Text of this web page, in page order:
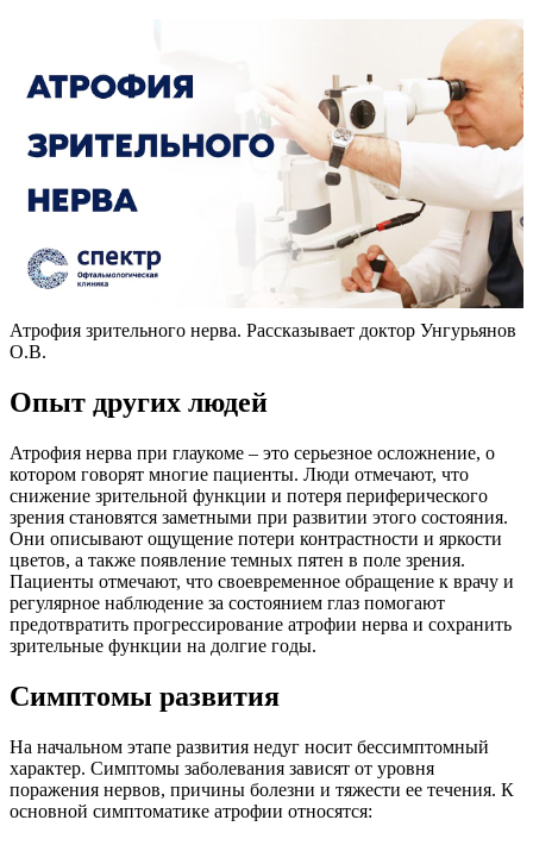
Атрофия зрительного нерва. Рассказывает доктор Унгурьянов
О.В.
Опыт других людей
Атрофия нерва при глаукоме – это серьезное осложнение, о
котором говорят многие пациенты. Люди отмечают, что
снижение зрительной функции и потеря периферического
зрения становятся заметными при развитии этого состояния.
Они описывают ощущение потери контрастности и яркости
цветов, а также появление темных пятен в поле зрения.
Пациенты отмечают, что своевременное обращение к врачу и
регулярное наблюдение за состоянием глаз помогают
предотвратить прогрессирование атрофии нерва и сохранить
зрительные функции на долгие годы.
Симптомы развития
На начальном этапе развития недуг носит бессимптомный
характер. Симптомы заболевания зависят от уровня
поражения нервов, причины болезни и тяжести ее течения. К
основной симптоматике атрофии относятся: